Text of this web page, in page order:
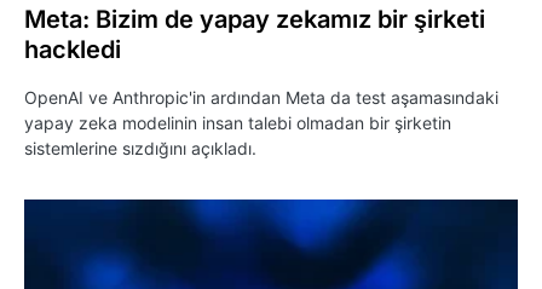
Meta: Bizim de yapay zekamız bir şirketi
hackledi
OpenAI ve Anthropic'in ardından Meta da test aşamasındaki
yapay zeka modelinin insan talebi olmadan bir şirketin
sistemlerine sızdığını açıkladı.